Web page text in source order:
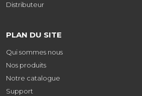
Distributeur
PLAN DU SITE
Qui sommes nous
Nos produits
Notre catalogue
Support